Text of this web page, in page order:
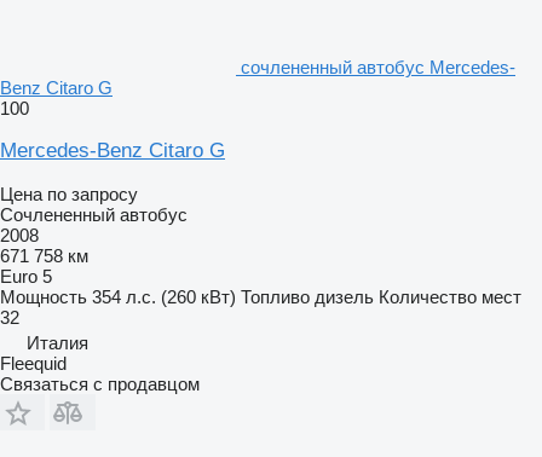
сочлененный автобус Mercedes-
Benz Citaro G
100
Mercedes-Benz Citaro G
Цена по запросу
Сочлененный автобус
2008
671 758 км
Euro 5
Мощность 354 л.с. (260 кВт) Топливо дизель Количество мест
32
Италия
Fleequid
Связаться с продавцом